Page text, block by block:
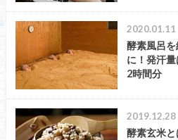
2020.01.11
酵素風呂
に！発汗
2時間分
2019.12.28
酵素玄米